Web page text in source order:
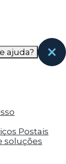
o site. Esses
sobre
taxa de
o
de social
recursos de
para
ajuda?
Postais
soluções